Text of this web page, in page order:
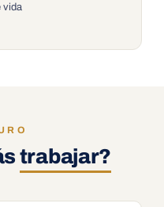
vida
trabajar?